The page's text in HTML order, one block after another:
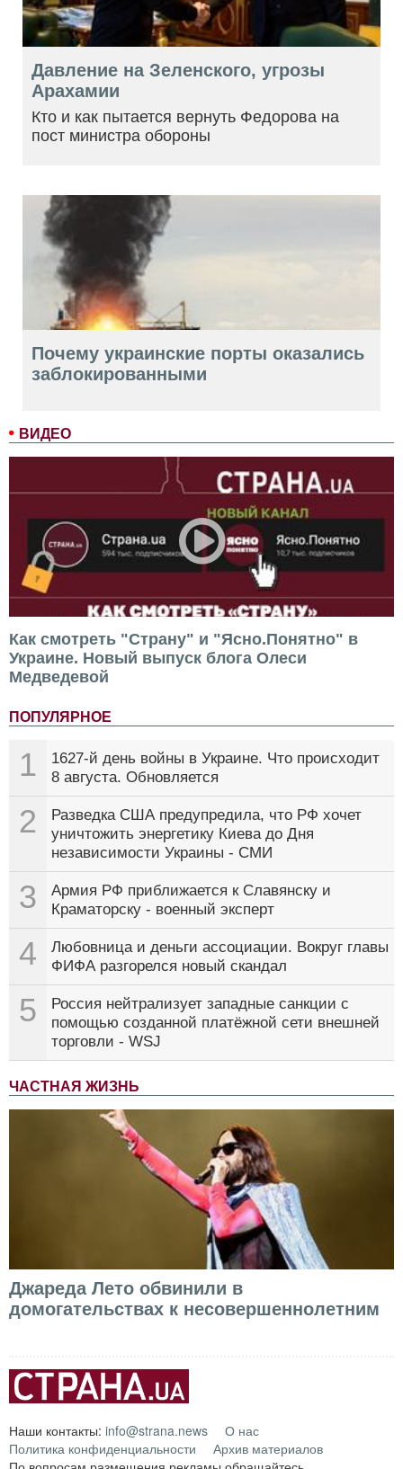
ВИДЕО
Как смотреть "Страну" и "Ясно.Понятно" в
Украине. Новый выпуск блога Олеси
Медведевой
ПОПУЛЯРНОЕ
1
1627-й день войны в Украине. Что происходит
8 августа. Обновляется
2
Разведка США предупредила, что РФ хочет
уничтожить энергетику Киева до Дня
независимости Украины - СМИ
3
Армия РФ приближается к Славянску и
Краматорску - военный эксперт
4
Любовница и деньги ассоциации. Вокруг главы
ФИФА разгорелся новый скандал
5
Россия нейтрализует западные санкции с
помощью созданной платёжной сети внешней
торговли - WSJ
ЧАСТНАЯ ЖИЗНЬ
Джареда Лето обвинили в
домогательствах к несовершеннолетним
Давление на Зеленского, угрозы
Арахамии
Кто и как пытается вернуть Федорова на
пост министра обороны
Почему украинские порты оказались
заблокированными
Наши контакты: info@strana.news
О нас
Политика конфиденциальности
Архив материалов